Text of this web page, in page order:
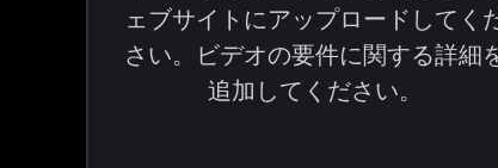
ェブサイトにアップロードしてく
さい。ビデオの要件に関する詳細
追加してください。